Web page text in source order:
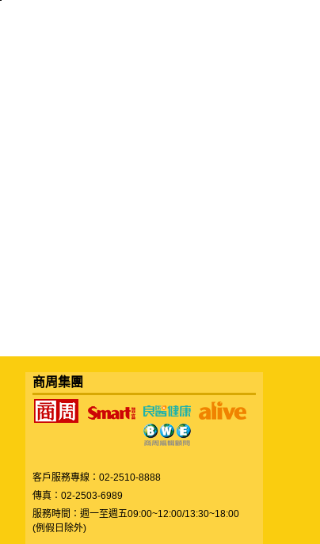
商周集團
客戶服務專線：02-2510-8888
傳真：02-2503-6989
服務時間：週一至週五09:00~12:00/13:30~18:00
(例假日除外)